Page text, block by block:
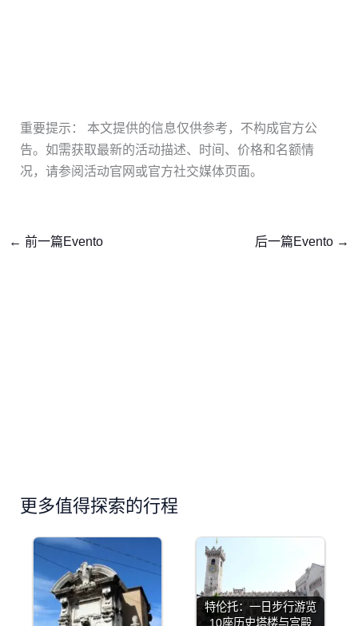
重要提示： 本文提供的信息仅供参考，不构成官方公
告。如需获取最新的活动描述、时间、价格和名额情
况，请参阅活动官网或官方社交媒体页面。
← 前一篇Evento 后一篇Evento →
更多值得探索的行程
特伦托：一日步行游览
10座历史塔楼与宫殿